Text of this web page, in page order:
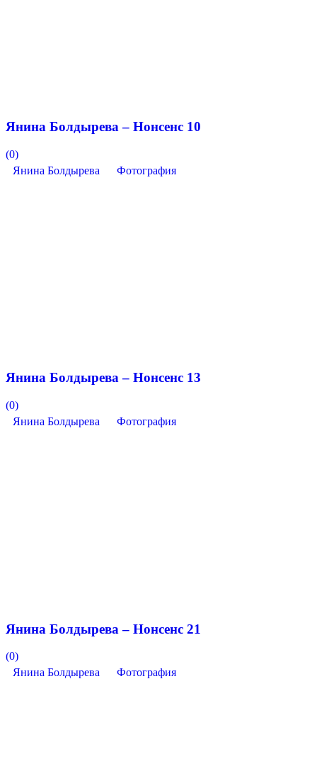
Янина Болдырева – Нонсенс 10
(0)
Янина Болдырева
Фотография
Янина Болдырева – Нонсенс 13
(0)
Янина Болдырева
Фотография
Янина Болдырева – Нонсенс 21
(0)
Янина Болдырева
Фотография